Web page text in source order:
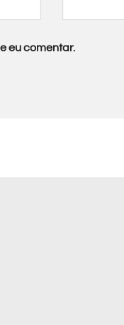
eu comentar.